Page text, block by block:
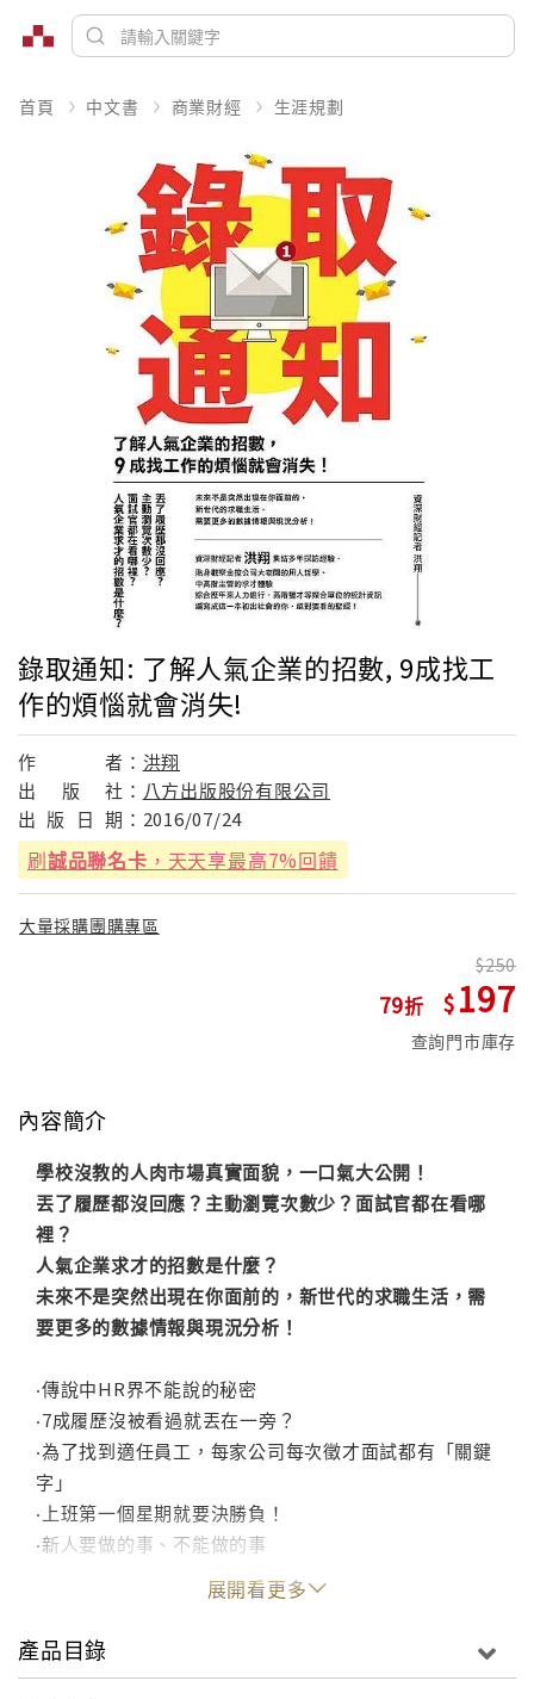
首頁 中文書 商業財經 生涯規劃
錄取通知: 了解人氣企業的招數, 9成找工
作的煩惱就會消失!
作 者： 洪翔
出
版 社： 八方出版股份有限公司
出 版 日 期： 2016/07/24
刷誠品聯名卡 ，天天享最高7%回饋
大量採購團購專區
79
250
197
查詢門市庫存
內容簡介
學校沒教的人肉市場真實面貌，一口氣大公開！
丟了履歷都沒回應？主動瀏覽次數少？面試官都在看哪
裡？
人氣企業求才的招數是什麼？
未來不是突然出現在你面前的，新世代的求職生活，需
要更多的數據情報與現況分析！
‧傳說中HR界不能說的秘密
‧7成履歷沒被看過就丟在一旁？
‧為了找到適任員工，每家公司每次徵才面試都有「關鍵
字」
‧上班第一個星期就要決勝負！
‧新人要做的事、不能做的事
‧擺脫白目！不能跟老闆說的10句話？
展開看更多
產品目錄